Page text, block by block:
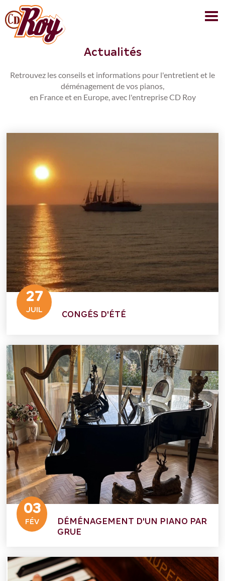
Actualités
Retrouvez les conseils et informations pour l'entretient et le
déménagement de vos pianos,
en France et en Europe, avec l'entreprise CD Roy
27
JUIL
CONGÉS D'ÉTÉ
03
FÉV
DÉMÉNAGEMENT D'UN PIANO PAR
GRUE